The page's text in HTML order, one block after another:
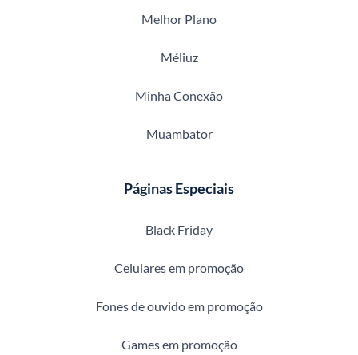
Melhor Plano
Méliuz
Minha Conexão
Muambator
Páginas Especiais
Black Friday
Celulares em promoção
Fones de ouvido em promoção
Games em promoção